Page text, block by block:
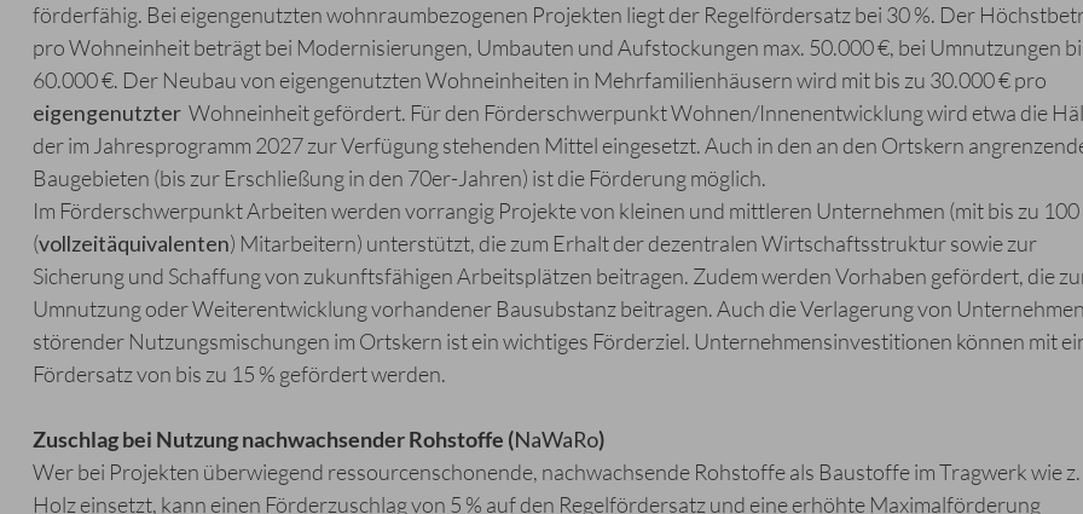
förderfähig. Bei eigengenutzten wohnraumbezogenen Projekten liegt der Regelfördersatz bei 30 %. Der
pro Wohneinheit beträgt bei Modernisierungen, Umbauten und Aufstockungen max. 50.000 €, bei Umnutzungen
60.000 €. Der Neubau von eigengenutzten Wohneinheiten in Mehrfamilienhäusern wird mit bis zu 30.000 € pro
eigengenutzter Wohneinheit gefördert. Für den Förderschwerpunkt Wohnen/Innenentwicklung wird etwa die
der im Jahresprogramm 2027 zur Verfügung stehenden Mittel eingesetzt. Auch in den an den Ortskern
Baugebieten (bis zur Erschließung in den 70er-Jahren) ist die Förderung möglich.
Im Förderschwerpunkt Arbeiten werden vorrangig Projekte von kleinen und mittleren Unternehmen (mit bis zu 100
(vollzeitäquivalenten) Mitarbeitern) unterstützt, die zum Erhalt der dezentralen Wirtschaftsstruktur sowie zur
Sicherung und Schaffung von zukunftsfähigen Arbeitsplätzen beitragen. Zudem werden Vorhaben gefördert, die
Umnutzung oder Weiterentwicklung vorhandener Bausubstanz beitragen. Auch die Verlagerung von
störender Nutzungsmischungen im Ortskern ist ein wichtiges Förderziel. Unternehmensinvestitionen können mit
Fördersatz von bis zu 15 % gefördert werden.
Zuschlag bei Nutzung nachwachsender Rohstoffe (NaWaRo)
Wer bei Projekten überwiegend ressourcenschonende, nachwachsende Rohstoffe als Baustoffe im Tragwerk wie z.
Holz einsetzt, kann einen Förderzuschlag von 5 % auf den Regelfördersatz und eine erhöhte Maximalförderung